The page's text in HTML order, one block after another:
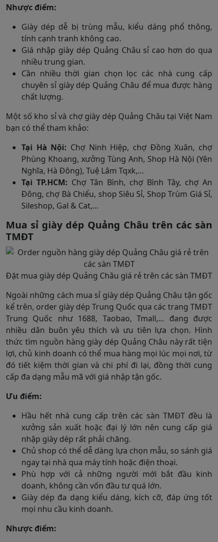
Nhược điểm:
Giày dép dễ bị trùng mẫu, kiểu dáng phổ thông,
tính cạnh tranh không cao.
Giá nhập giày dép Quảng Châu sỉ cao hơn do qua
nhiều trung gian.
Cần nhiều thời gian chọn lọc các nhà cung cấp
chuyên sỉ giày dép Quảng Châu để mua được hàng
chất lượng.
Một số kho sỉ và chợ giày dép Quảng Châu tại Việt Nam
bạn có thể tham khảo:
Tại Hà Nội: Chợ Ninh Hiệp, chợ Đồng Xuân, chợ
Phùng Khoang, xưởng Tùng Anh, Shop Hà Nội (Yên
Nghĩa, Hà Đông), Tuệ Lâm Tqxk,…
Tại TP.HCM: Chợ Tân Bình, chợ Bình Tây, chợ An
Đông, chợ Bà Chiểu, shop Siêu Sỉ, Shop Trùm Giá Sỉ,
Sileshop, Gal & Cat,…
Mua sỉ giày dép Quảng Châu trên các sàn
TMĐT
Đặt mua giày dép Quảng Châu giá rẻ trên các sàn TMĐT
Ngoài những cách mua sỉ giày dép Quảng Châu tận gốc
kể trên, order giày dép Trung Quốc qua các trang TMĐT
Trung Quốc như 1688, Taobao, Tmall,... đang được
nhiều dân buôn yêu thích và ưu tiên lựa chọn. Hình
thức tìm nguồn hàng giày dép Quảng Châu này rất tiện
lợi, chủ kinh doanh có thể mua hàng mọi lúc mọi nơi, từ
đó tiết kiệm thời gian và chi phí đi lại, đồng thời cung
cấp đa dạng mẫu mã với giá nhập tận gốc.
Ưu điểm:
Hầu hết nhà cung cấp trên các sàn TMĐT đều là
xưởng sản xuất hoặc đại lý lớn nên cung cấp giá
nhập giày dép rất phải chăng.
Chủ shop có thể dễ dàng lựa chọn mẫu, so sánh giá
ngay tại nhà qua máy tính hoặc điện thoại.
Phù hợp với cả những người mới bắt đầu kinh
doanh, không cần vốn đầu tư quá lớn.
Giày dép đa dạng kiểu dáng, kích cỡ, đáp ứng tốt
mọi nhu cầu kinh doanh.
Nhược điểm: